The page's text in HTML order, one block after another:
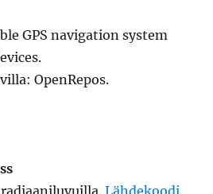
sanakirja.
Jolla Kauppa.